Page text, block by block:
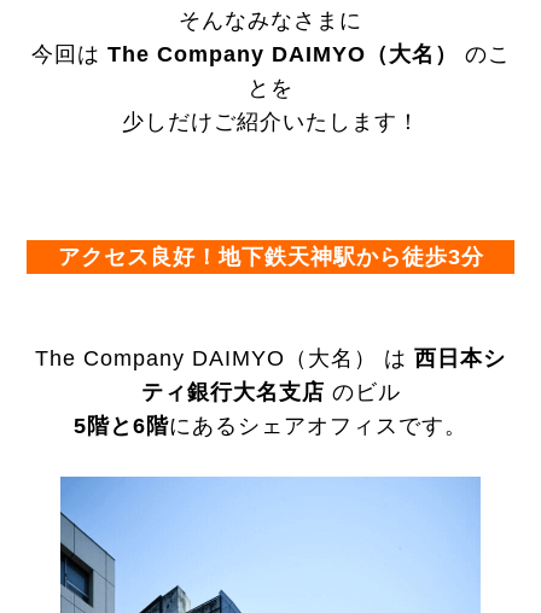
そんなみなさまに
今回は The Company DAIMYO（大名）
のこ
とを
少しだけご紹介いたします！
アクセス良好！地下鉄天神駅から徒歩3分
The Company DAIMYO（大名） は 西日本シ
ティ銀行大名支店 のビル
5階と6階にあるシェアオフィスです。